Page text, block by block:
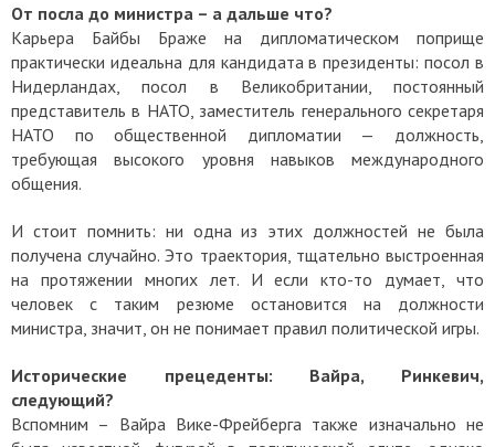
От посла до министра – а дальше что?
Карьера Байбы Браже на дипломатическом поприще
практически идеальна для кандидата в президенты: посол в
Нидерландах, посол в Великобритании, постоянный
представитель в НАТО, заместитель генерального секретаря
НАТО по общественной дипломатии — должность,
требующая высокого уровня навыков международного
общения.
И стоит помнить: ни одна из этих должностей не была
получена случайно. Это траектория, тщательно выстроенная
на протяжении многих лет. И если кто-то думает, что
человек с таким резюме остановится на должности
министра, значит, он не понимает правил политической игры.
Исторические прецеденты: Вайра, Ринкевич,
следующий?
Вспомним – Вайра Вике-Фрейберга также изначально не